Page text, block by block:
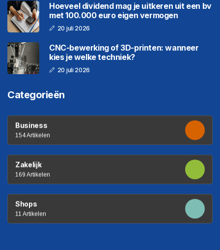
Hoeveel dividend mag je uitkeren uit een bv
met 100.000 euro eigen vermogen
20 juli 2026
CNC-bewerking of 3D-printen: wanneer
kies je welke techniek?
20 juli 2026
Categorieën
Business
154 Artikelen
Zakelijk
169 Artikelen
Shops
11 Artikelen